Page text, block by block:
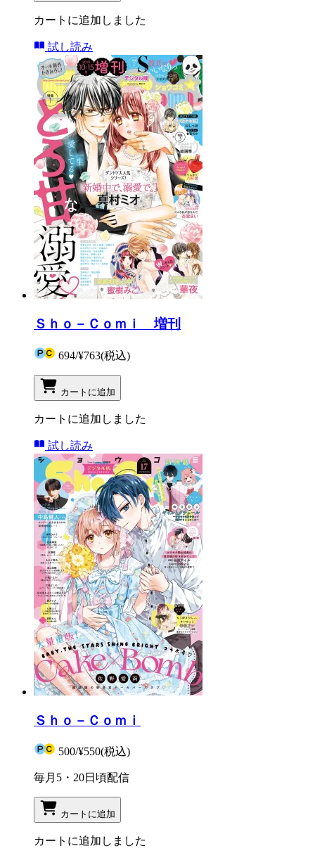
カートに追加しました
試し読み
Ｓｈｏ－Ｃｏｍｉ 増刊
694/¥763(税込)
カートに追加
カートに追加しました
試し読み
Ｓｈｏ－Ｃｏｍｉ
500/¥550(税込)
毎月5・20日頃配信
カートに追加
カートに追加しました